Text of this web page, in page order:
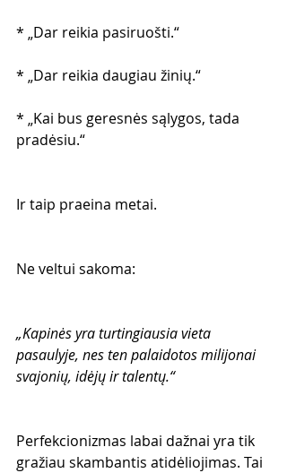
* „Dar reikia pasiruošti.“
* „Dar reikia daugiau žinių.“
* „Kai bus geresnės sąlygos, tada
pradėsiu.“
Ir taip praeina metai.
Ne veltui sakoma:
„Kapinės yra turtingiausia vieta
pasaulyje, nes ten palaidotos milijonai
svajonių, idėjų ir talentų.“
Perfekcionizmas labai dažnai yra tik
gražiau skambantis atidėliojimas. Tai